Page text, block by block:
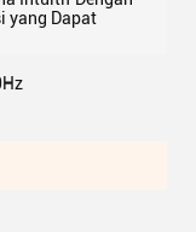
yang Dapat